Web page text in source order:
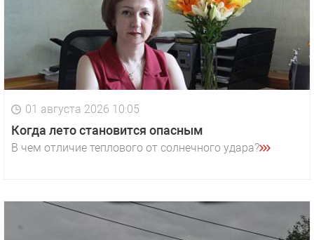
01 августа 2026 10:05
Когда лето становится опасным
В чем отличие теплового от солнечного удара?